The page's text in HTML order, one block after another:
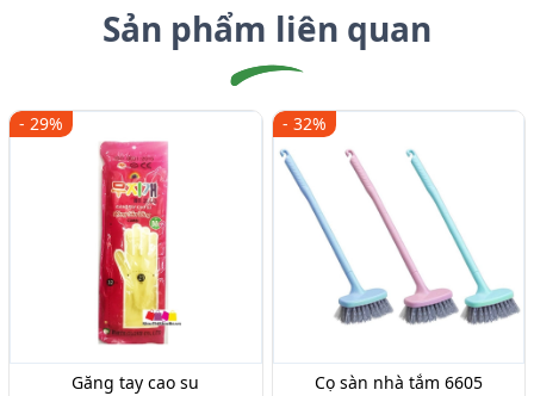
Sản phẩm liên quan
- 29%
Găng tay cao su
- 32%
Cọ sàn nhà tắm 6605